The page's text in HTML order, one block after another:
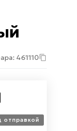
461110
отправкой